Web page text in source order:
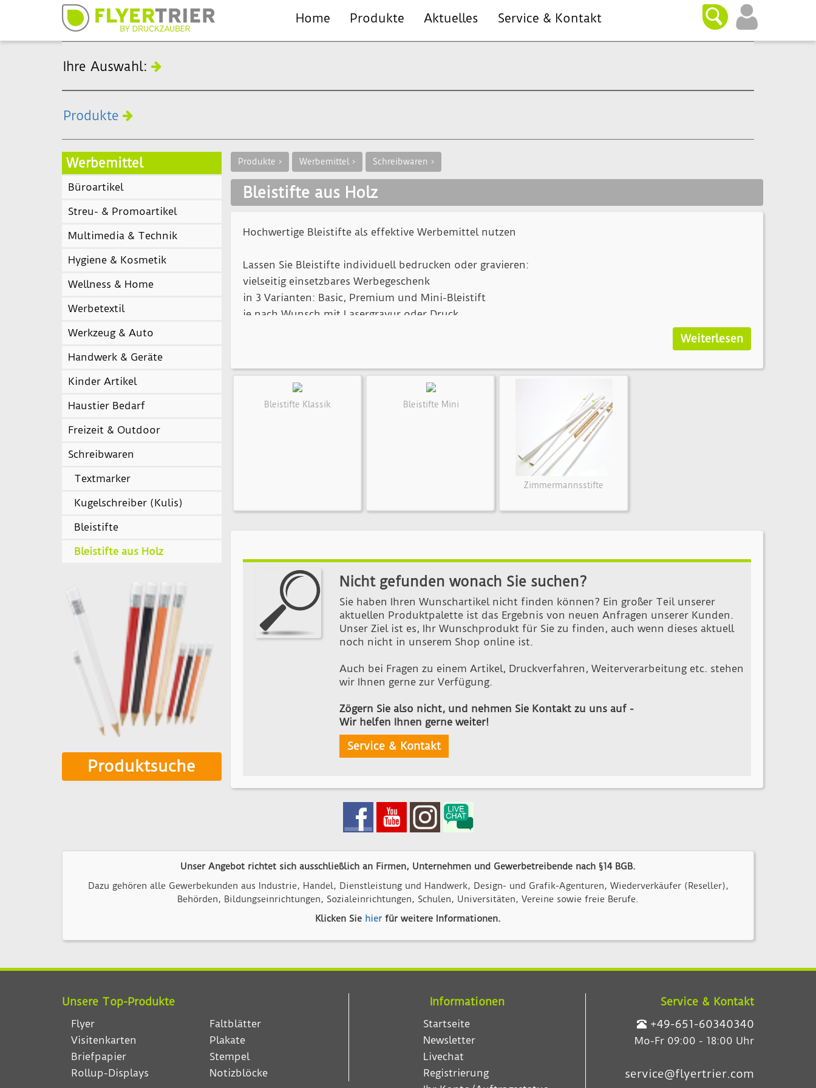
Home Produkte Aktuelles Service & Kontakt
Ihre Auswahl:
Produkte
Werbemittel
Büroartikel
Streu- & Promoartikel
Multimedia & Technik
Hygiene & Kosmetik
Wellness & Home
Werbetextil
Werkzeug & Auto
Handwerk & Geräte
Kinder Artikel
Haustier Bedarf
Freizeit & Outdoor
Schreibwaren
Textmarker
Kugelschreiber (Kulis)
Bleistifte
Bleistifte aus Holz
Produktsuche
Produkte > Werbemittel > Schreibwaren >
Bleistifte aus Holz
Hochwertige Bleistifte als effektive Werbemittel nutzen
Lassen Sie Bleistifte individuell bedrucken oder gravieren:
vielseitig einsetzbares Werbegeschenk
in 3 Varianten: Basic, Premium und Mini-Bleistift
je nach Wunsch mit Lasergravur oder Druck
Weiterlesen
Bleistifte Klassik Bleistifte Mini
Zimmermannsstifte
Nicht gefunden wonach Sie suchen?
Sie haben Ihren Wunschartikel nicht finden können? Ein großer Teil unserer
aktuellen Produktpalette ist das Ergebnis von neuen Anfragen unserer Kunden.
Unser Ziel ist es, Ihr Wunschprodukt für Sie zu finden, auch wenn dieses aktuell
noch nicht in unserem Shop online ist.
Auch bei Fragen zu einem Artikel, Druckverfahren, Weiterverarbeitung etc. stehen
wir Ihnen gerne zur Verfügung.
Zögern Sie also nicht, und nehmen Sie Kontakt zu uns auf -
Wir helfen Ihnen gerne weiter!
Service & Kontakt
Unser Angebot richtet sich ausschließlich an Firmen, Unternehmen und Gewerbetreibende nach §14 BGB.
Dazu gehören alle Gewerbekunden aus Industrie, Handel, Dienstleistung und Handwerk, Design- und Grafik-Agenturen, Wiederverkäufer (Reseller),
Behörden, Bildungseinrichtungen, Sozialeinrichtungen, Schulen, Universitäten, Vereine sowie freie Berufe.
Klicken Sie hierfür weitere Informationen.
Unsere Top-Produkte
Flyer
Visitenkarten
Briefpapier
Rollup-Displays
Faltblätter
Plakate
Stempel
Notizblöcke
Informationen
Startseite
Newsletter
Livechat
Registrierung
Service & Kontakt
+49-651-60340340
Mo-Fr 09:00 - 18:00 Uhr
service@flyertrier.com